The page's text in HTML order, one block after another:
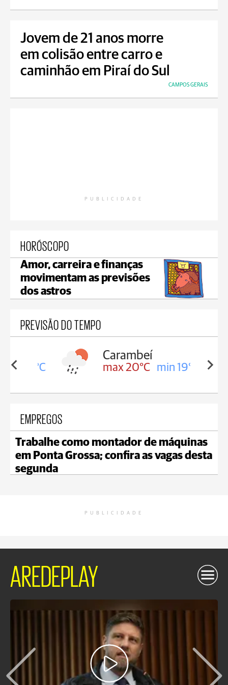
Jovem de 21 anos morre
em colisão entre carro e
caminhão em Piraí do Sul
CAMPOS GERAIS
PUBLICIDADE
HORÓSCOPO
Amor, carreira e finanças
movimentam as previsões
dos astros
PREVISÃO DO TEMPO
19°C
Carambeí
max 20°C min 19°C
EMPREGOS
Trabalhe como montador de máquinas
em Ponta Grossa; confira as vagas desta
segunda
PUBLICIDADE
AREDEPLAY